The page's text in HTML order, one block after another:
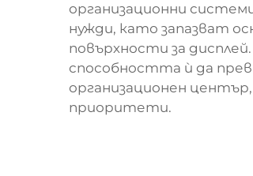
организационни
нужди, като запазват
повърхности за
способността ѝ да
организационен
приоритети.